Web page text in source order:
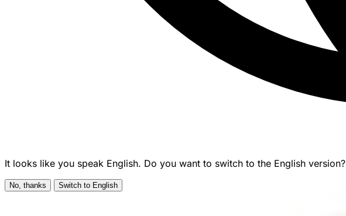
It looks like you speak English. Do you want to switch to the English version?
No, thanks Switch to English